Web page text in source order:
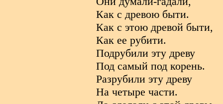
Как с древою быти.
Как с этою древой быти,
Как ее рубити.
Подрубили эту древу
Под самый под корень.
Разрубили эту древу
На четыре части.